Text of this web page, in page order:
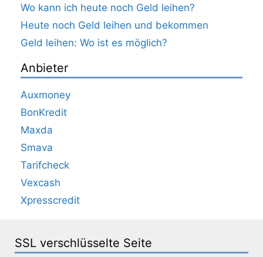
Wo kann ich heute noch Geld leihen?
Heute noch Geld leihen und bekommen
Geld leihen: Wo ist es möglich?
Anbieter
Auxmoney
BonKredit
Maxda
Smava
Tarifcheck
Vexcash
Xpresscredit
SSL verschlüsselte Seite